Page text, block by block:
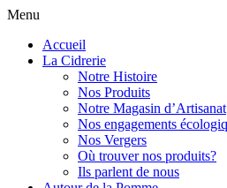
Menu
Accueil
La Cidrerie
Notre Histoire
Nos Produits
Notre Magasin d’Artisanat
Nos engagements
Nos Vergers
Où trouver nos produits?
Ils parlent de nous